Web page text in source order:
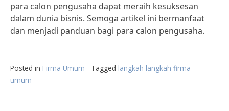
para calon pengusaha dapat meraih kesuksesan
dalam dunia bisnis. Semoga artikel ini bermanfaat
dan menjadi panduan bagi para calon pengusaha.
Posted in Firma Umum Tagged langkah langkah firma
umum